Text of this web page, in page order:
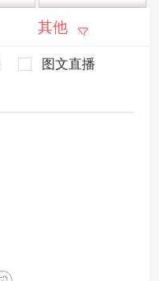
其他
图文直播